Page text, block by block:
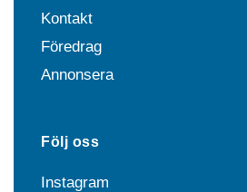
Kontakt
Föredrag
Annonsera
Följ oss
Instagram